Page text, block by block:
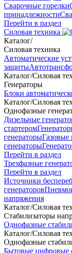
Сварочные горелки
принадлежности
Перейти в раздел
Силовая техника
Каталог/
Силовая техника
Автоматические
защиты
Каталог/Силовая
Генераторы
Блоки
Каталог/Силовая
Однофазные
Дизельные
стартером
генераторыГазовые
генераторы
Перейти в раздел
Трехфазные
Перейти в раздел
Источники
генераторов
напряжения
Каталог/Силовая
Стабилизаторы
Однофазные
Каталог/Силовая
Однофазные
Бытовые цифровые